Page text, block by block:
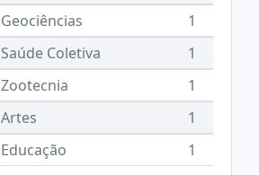
Geociências
1
Saúde Coletiva
1
Zootecnia
1
Artes
1
Educação
1